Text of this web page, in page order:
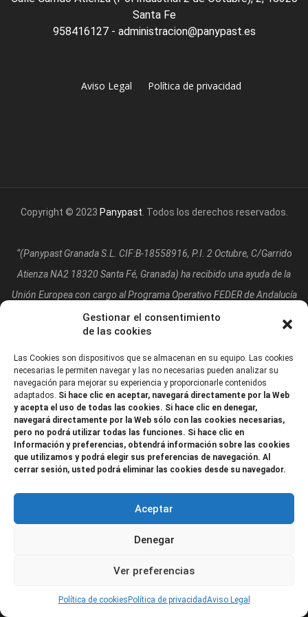
Gestionar el consentimiento
de las cookies
Las Cookies son dispositivos que se almacenan en su equipo. Las cookies
necesarias le permiten navegar y las no necesarias pueden analizar su
navegación para mejorar su experiencia y proporcionarle contenidos
adaptados. Si hace clic en aceptar, navegará directamente por la Web
y acepta el uso de todas las cookies. Si hace clic en denegar,
navegará directamente por la Web sólo con las cookies necesarias,
pero no podrá utilizar todas las funciones. Si hace clic en
Información y preferencias, obtendrá información sobre las cookies
que utilizamos y podrá elegir sus preferencias de navegación. Al
cerrar sesión, usted podrá eliminar las cookies desde su navegador.
Aceptar
Denegar
Ver preferencias
Política de cookies Política de privacidadAviso Legal
Santa Fe
958416127 - administracion@panypast.es
Aviso Legal Política de privacidad
Copyright © 2023 Panypast. Todos los derechos reservados.
“(Panypast Granada S.L. CIF:B-18558916, P.I. 2 Octubre, C/Garrido
Atienza NA2 18320 Santa Fé, Granada) ha recibido una ayuda de la
Unión Europea con cargo al Programa Operativo FEDER de Andalucía
2014-2020, financiada como parte de la respuesta de la Unión a la
pandemia de COVID-19 (REACT-UE), para compensar el sobrecoste
energético de gas natural y/o electricidad a pymes y autónomos
especialmente afectados por el incremento de los precios del gas
natural y la electricidad provocados por el impacto de la guerra de
agresión de Rusia contra Ucrania.”